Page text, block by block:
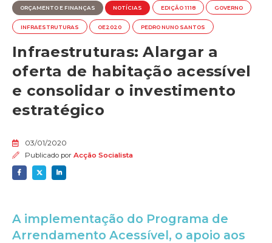
ORÇAMENTO E FINANÇAS NOTÍCIAS EDIÇÃO 1118 GOVERNO
INFRAESTRUTURAS OE2020 PEDRO NUNO SANTOS
Infraestruturas: Alargar a
oferta de habitação acessível
e consolidar o investimento
estratégico
03/01/2020
Publicado por Acção Socialista
A implementação do Programa de
Arrendamento Acessível, o apoio aos